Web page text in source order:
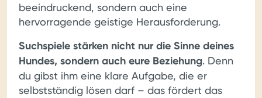
beeindruckend, sondern auch eine
hervorragende geistige Herausforderung.
Suchspiele stärken nicht nur die Sinne deines
Hundes, sondern auch eure Beziehung. Denn
du gibst ihm eine klare Aufgabe, die er
selbstständig lösen darf – das fördert das